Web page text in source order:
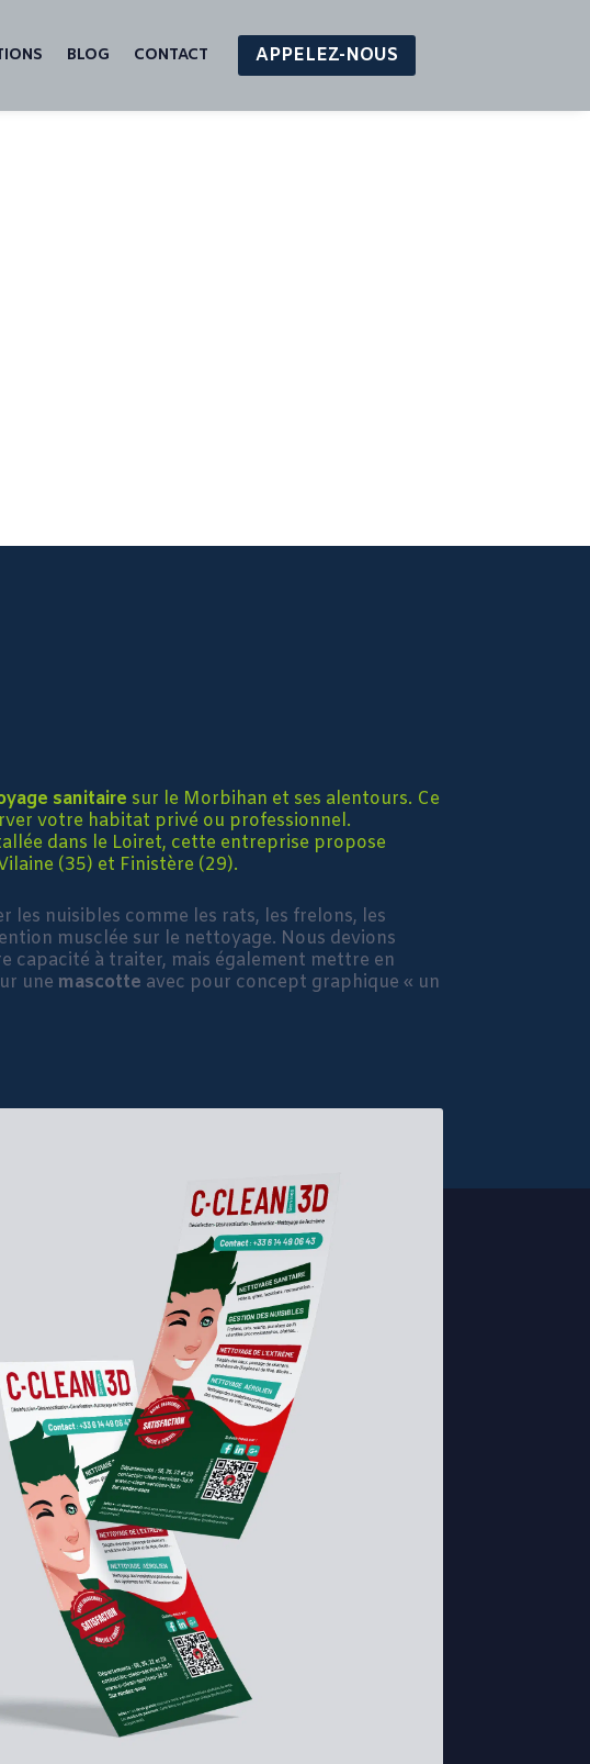
BLOG CONTACT APPELEZ-NOUS
sanitaire sur le Morbihan et ses alentours. Ce
votre habitat privé ou professionnel.
dans le Loiret, cette entreprise propose
(35) et Finistère (29).
les nuisibles comme les rats, les frelons, les
musclée sur le nettoyage. Nous devions
capacité à traiter, mais également mettre en
une mascotte avec pour concept graphique « un